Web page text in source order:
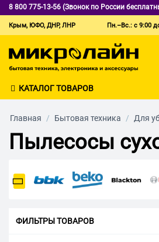
8 800 775-13-56 (Звонок по России
Крым, ЮФО, ДНР, ЛНР Пн.–Вс.: с 9:00
КАТАЛОГ ТОВАРОВ
Главная / Бытовая техника / Для
Пылесосы
ФИЛЬТРЫ ТОВАРОВ